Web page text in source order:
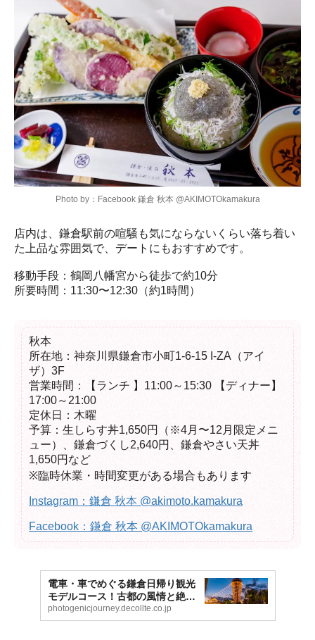
Photo by：Facebook 鎌倉 秋本 @AKIMOTOkamakura
店内は、鎌倉駅前の喧騒も気にならないくらい落ち着い
た上品な雰囲気で、デートにもおすすめです。
移動手段：鶴岡八幡宮から徒歩で約10分
所要時間：11:30〜12:30（約1時間）
秋本
所在地：神奈川県鎌倉市小町1-6-15 I-ZA（アイ
ザ）3F
営業時間：【ランチ 】11:00～15:30 【ディナー】
17:00～21:00
定休日：木曜
予算：生しらす丼1,650円（※4月〜12月限定メニ
ュー）、鎌倉づくし2,640円、鎌倉やさい天丼
1,650円など
※臨時休業・時間変更がある場合もあります
Instagram：鎌倉 秋本 @akimoto.kamakura
Facebook：鎌倉 秋本 @AKIMOTOkamakura
電車・車でめぐる鎌倉日帰り観光
モデルコース！古都の風情と絶景
を堪能
photogenicjourney.decollte.co.jp